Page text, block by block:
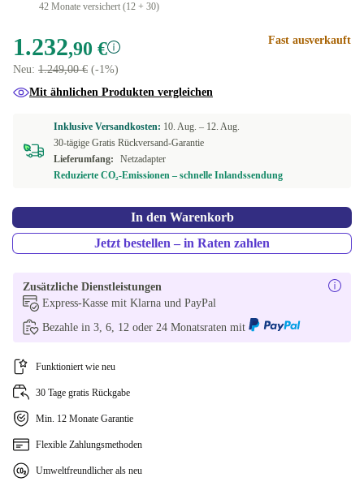
42 Monate versichert (12 + 30)
1.232,90 €
Neu: 1.249,00 € (-1%)
Fast ausverkauft
Mit ähnlichen Produkten vergleichen
Inklusive Versandkosten: 10. Aug. – 12. Aug.
30-tägige Gratis Rückversand-Garantie
Lieferumfang:
Netzadapter
Reduzierte CO₂-Emissionen – schnelle Inlandssendung
In den Warenkorb
Jetzt bestellen – in Raten zahlen
Zusätzliche Dienstleistungen
Express-Kasse mit Klarna und PayPal
Bezahle in 3, 6, 12 oder 24 Monatsraten mit
Funktioniert wie neu
30 Tage gratis Rückgabe
Min. 12 Monate Garantie
Flexible Zahlungsmethoden
Umweltfreundlicher als neu